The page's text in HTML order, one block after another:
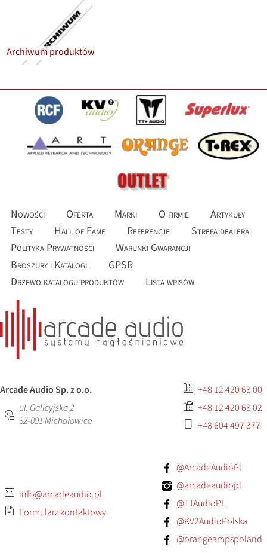
Archiwum produktów
Nowości Oferta Marki O firmie
Artykuły
Testy
Hall of Fame Referencje
Strefa dealera
Polityka Prywatności
Warunki Gwarancji
Broszury i Katalogi
GPSR
Drzewo katalogu produktów
Lista wpisów
Arcade Audio Sp. z o.o.
ul. Galicyjska 2
32-091Michałowice
+48 12 420 63 00
+48 12 420 63 02
+48 604 497 377
info@arcadeaudio.pl
Formularz kontaktowy
@ArcadeAudioPl
@arcadeaudiopl
@TTAudioPL
@KV2AudioPolska
@orangeampspoland